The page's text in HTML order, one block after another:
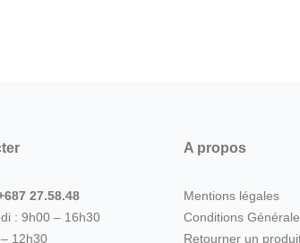
27.58.48
: 9h00 – 16h30
12h30
A propos
Mentions légales
Conditions
Retourner un